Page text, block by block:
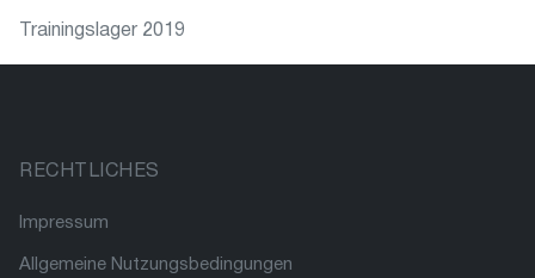
Trainingslager 2019
RECHTLICHES
Impressum
Allgemeine Nutzungsbedingungen